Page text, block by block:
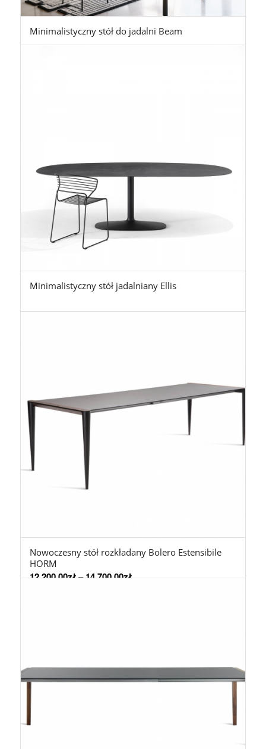
Minimalistyczny stół do jadalni Beam
Minimalistyczny stół jadalniany Ellis
Nowoczesny stół rozkładany Bolero Estensibile
HORM
12.200,00zł–14.700,00zł